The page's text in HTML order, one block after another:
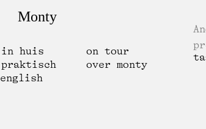
Monty
in huis
on tour
praktisch
over monty
english